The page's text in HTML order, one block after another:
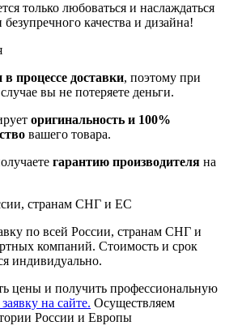
только любоваться и наслаждаться
качества и дизайна!
процессе доставки, поэтому при
вы не потеряете деньги.
оригинальность и 100%
вашего товара.
гарантию производителя на
странам СНГ и ЕС
по всей России, странам СНГ и
компаний. Стоимость и срок
индивидуально.
цены и получить профессиональную
заявку на сайте. Осуществляем
России и Европы